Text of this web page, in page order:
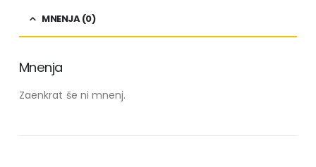
MNENJA (0)
Mnenja
Zaenkrat še ni mnenj.